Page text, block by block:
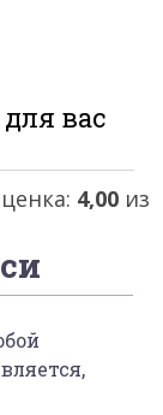
вас
4,00 из